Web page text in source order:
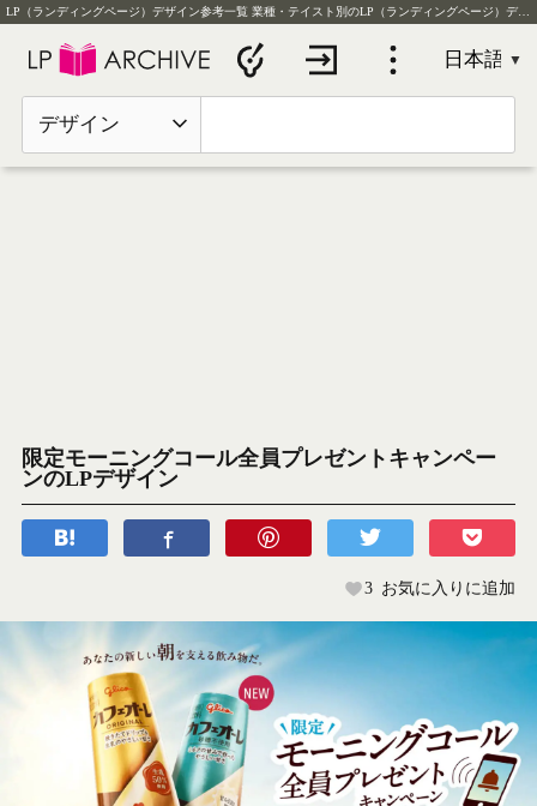
LP（ランディングページ）デザイン参考一覧 業種・テイスト別のLP（ランディングページ）デザイン実例を毎日更新
デザイン
限定モーニングコール全員プレゼントキャンペー
ンのLPデザイン
3 お気に入りに追加